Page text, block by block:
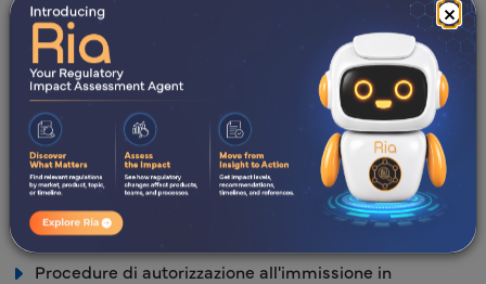
×
per la Farmacovigilanza (NPPV) in tutti i paesi dell'UE.
Monitorare le variazioni di sicurezza e la conformità del
master file del sistema di farmacovigilanza.
Supporto normativo relativo alla Brexit, inclusa
l'assistenza per l'ingresso nel mercato per le aziende
senza un prodotto approvato nello SEE o nel Regno
Unito, modifiche al QP, Sistema di Farmacovigilanza
Master File (PSMF), requisiti del QPPV dell'UE, ecc.
Procedure di autorizzazione all'immissione in